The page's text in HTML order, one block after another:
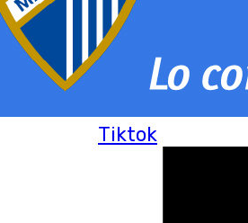
Tiktok